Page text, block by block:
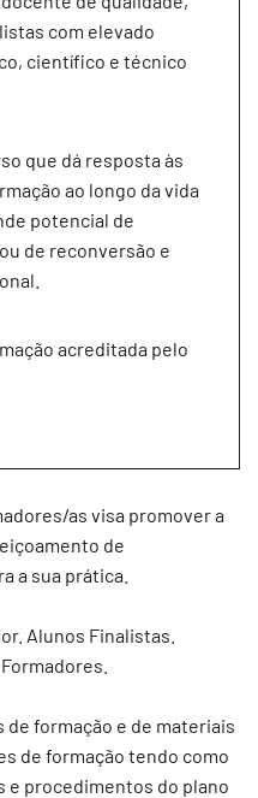
com elevado
científico e técnico
que dá resposta às
ao longo da vida
potencial de
de reconversão e
acreditada pelo
as visa promover a
de
a sua prática.
Alunos Finalistas.
formação e de materiais
de formação tendo como
e procedimentos do plano